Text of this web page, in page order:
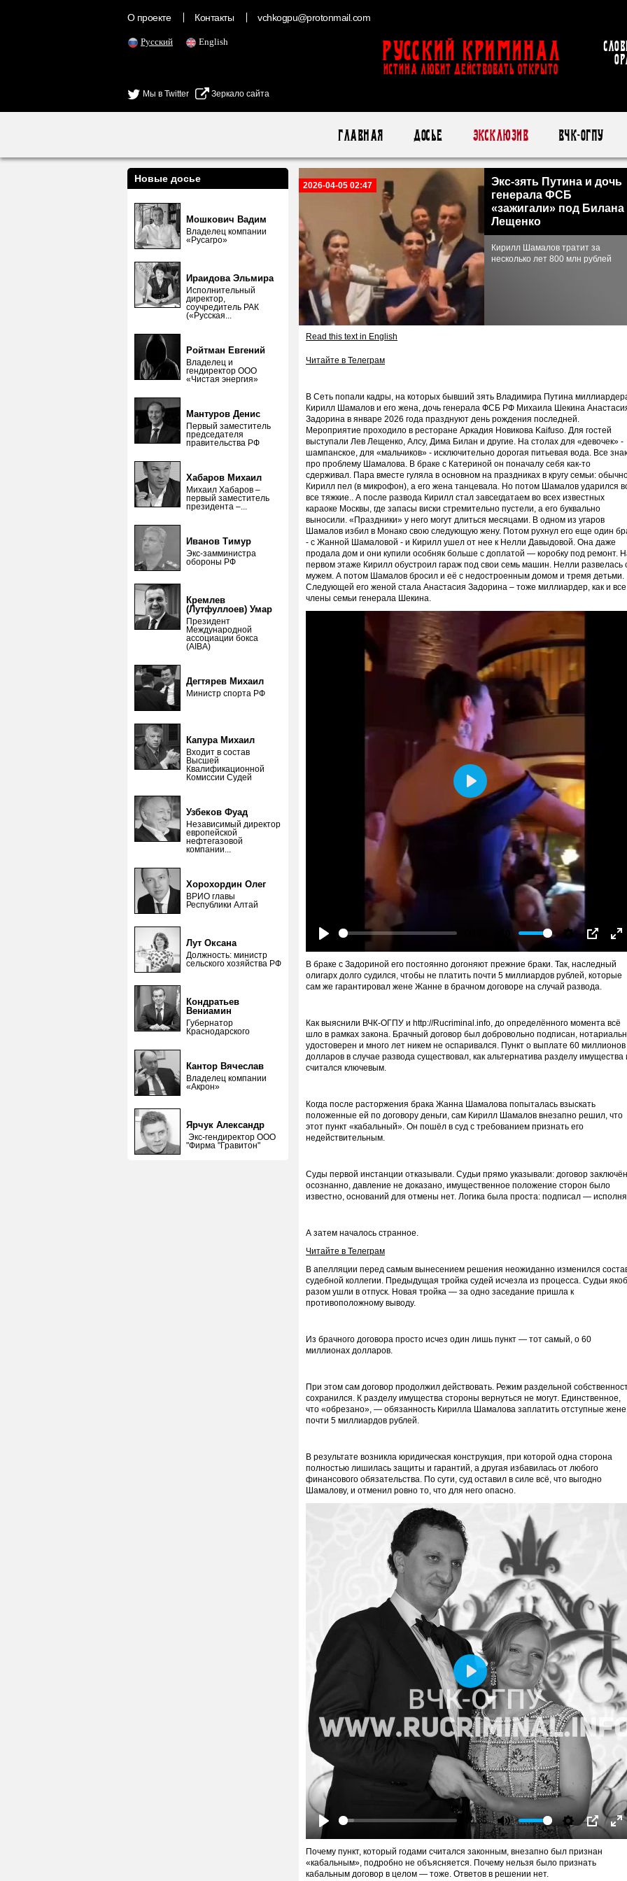
О проекте Контакты vchkogpu@protonmail.com
Русский English
Мы в Twitter Зеркало сайта
Русский Криминал
ИСТИНА ЛЮБИТ ДЕЙСТВОВАТЬ ОТКРЫТО
Главная Досье Эксклюзив ВЧК-ОГПУ
Новые досье
Мошкович Вадим
Владелец компании
«Русагро»
Ираидова Эльмира
Исполнительный
директор,
соучредитель РАК
(«Русская...
Ройтман Евгений
Владелец и
гендиректор ООО
«Чистая энергия»
Мантуров Денис
Первый заместитель
председателя
правительства РФ
Хабаров Михаил
Михаил Хабаров –
первый заместитель
президента –...
Иванов Тимур
Экс-замминистра
обороны РФ
Кремлев
(Лутфуллоев) Умар
Президент
Международной
ассоциации бокса
(AIBA)
Дегтярев Михаил
Министр спорта РФ
Капура Михаил
Входит в состав
Высшей
Квалификационной
Комиссии Судей
Узбеков Фуад
Независимый директор
европейской
нефтегазовой
компании...
Хорохордин Олег
ВРИО главы
Республики Алтай
Лут Оксана
Должность: министр
сельского хозяйства РФ
Кондратьев
Вениамин
Губернатор
Краснодарского
Кантор Вячеслав
Владелец компании
«Акрон»
Ярчук Александр
Экс-гендиректор ООО
"Фирма "Гравитон"
2026-04-05 02:47
Экс-зять Путина и дочь
генерала ФСБ
«зажигали» под Билана
Лещенко
Кирилл Шамалов тратит за
несколько лет 800 млн рублей
Read this text in English
Читайте в Телеграм
В Сеть попали кадры, на которых бывший зять Владимира Путина
Кирилл Шамалов и его жена, дочь генерала ФСБ РФ Михаила Шекина
Задорина в январе 2026 года празднуют день рождения последней.
Мероприятие проходило в ресторане Аркадия Новикова Kaifuso. Для гостей
выступали Лев Лещенко, Алсу, Дима Билан и другие. На столах для «девочек» -
шампанское, для «мальчиков» - исключительно дорогая питьевая вода. Все
про проблему Шамалова. В браке с Катериной он поначалу себя как-то
сдерживал. Пара вместе гуляла в основном на праздниках в кругу семьи:
Кирилл пел (в микрофон), а его жена танцевала. Но потом Шамалов ударился
все тяжкие.. А после развода Кирилл стал завсегдатаем во всех известных
караоке Москвы, где запасы виски стремительно пустели, а его буквально
выносили. «Праздники» у него могут длиться месяцами. В одном из угаров
Шамалов избил в Монако свою следующую жену. Потом рухнул его еще один
- с Жанной Шамаловой - и Кирилл ушел от нее к Нелли Давыдовой. Она даже
продала дом и они купили особняк больше с доплатой — коробку под ремонт.
первом этаже Кирилл обустроил гараж под свои семь машин. Нелли развелась
мужем. А потом Шамалов бросил и её с недостроенным домом и тремя детьми.
Следующей его женой стала Анастасия Задорина – тоже миллиардер, как и все
члены семьи генерала Шекина.
Mute
Play
В браке с Задориной его постоянно догоняют прежние браки. Так, наследный
олигарх долго судился, чтобы не платить почти 5 миллиардов рублей, которые
сам же гарантировал жене Жанне в брачном договоре на случай развода.
Как выяснили ВЧК-ОГПУ и http://Rucriminal.info, до определённого момента всё
шло в рамках закона. Брачный договор был добровольно подписан,
удостоверен и много лет никем не оспаривался. Пункт о выплате 60 миллионов
долларов в случае развода существовал, как альтернатива разделу имущества
считался ключевым.
Когда после расторжения брака Жанна Шамалова попыталась взыскать
положенные ей по договору деньги, сам Кирилл Шамалов внезапно решил, что
этот пункт «кабальный». Он пошёл в суд с требованием признать его
недействительным.
Суды первой инстанции отказывали. Судьи прямо указывали: договор заключён
осознанно, давление не доказано, имущественное положение сторон было
известно, оснований для отмены нет. Логика была проста: подписал —
А затем началось странное.
Читайте в Телеграм
В апелляции перед самым вынесением решения неожиданно изменился
судебной коллегии. Предыдущая тройка судей исчезла из процесса. Судьи
разом ушли в отпуск. Новая тройка — за одно заседание пришла к
противоположному выводу.
Из брачного договора просто исчез один лишь пункт — тот самый, о 60
миллионах долларов.
При этом сам договор продолжил действовать. Режим раздельной
сохранился. К разделу имущества стороны вернуться не могут. Единственное,
что «обрезано», — обязанность Кирилла Шамалова заплатить отступные жене,
почти 5 миллиардов рублей.
В результате возникла юридическая конструкция, при которой одна сторона
полностью лишилась защиты и гарантий, а другая избавилась от любого
финансового обязательства. По сути, суд оставил в силе всё, что выгодно
Шамалову, и отменил ровно то, что для него опасно.
-00:35
Mute Settings PIP
Play
Почему пункт, который годами считался законным, внезапно был признан
«кабальным», подробно не объясняется. Почему нельзя было признать
кабальным договор в целом — тоже. Ответов в решении нет.